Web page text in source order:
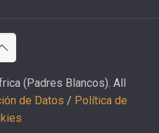
(Padres Blancos). All
de Datos / Política de